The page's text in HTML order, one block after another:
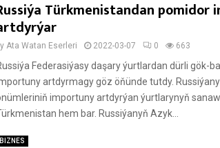
Türkmenistandan pomidor
Ata Watan Eserleri 2022-03-07 0 663
Federasiýasy daşary ýurtlardan dürli gök-
artdyrmagy göz öňünde tutdy.
importuny artdyrýan ýurtlarynyň
hem bar. Russiýanyň Azyk...
BIZNES